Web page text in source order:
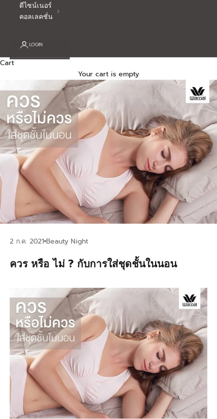
ดีไซน์เนอร์
คอลเลคชั่น
LOGIN
Cart
Your cart is empty
2 ก.ค. 2021 Beauty Night
ควร หรือ ไม่ ? กับการใส่ชุดชั้นในนอน